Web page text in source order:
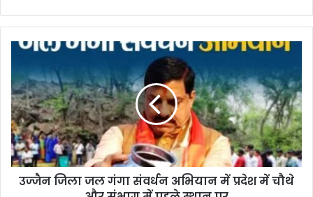
उज्जैन जिला जल गंगा संवर्धन अभियान में प्रदेश में चौथे